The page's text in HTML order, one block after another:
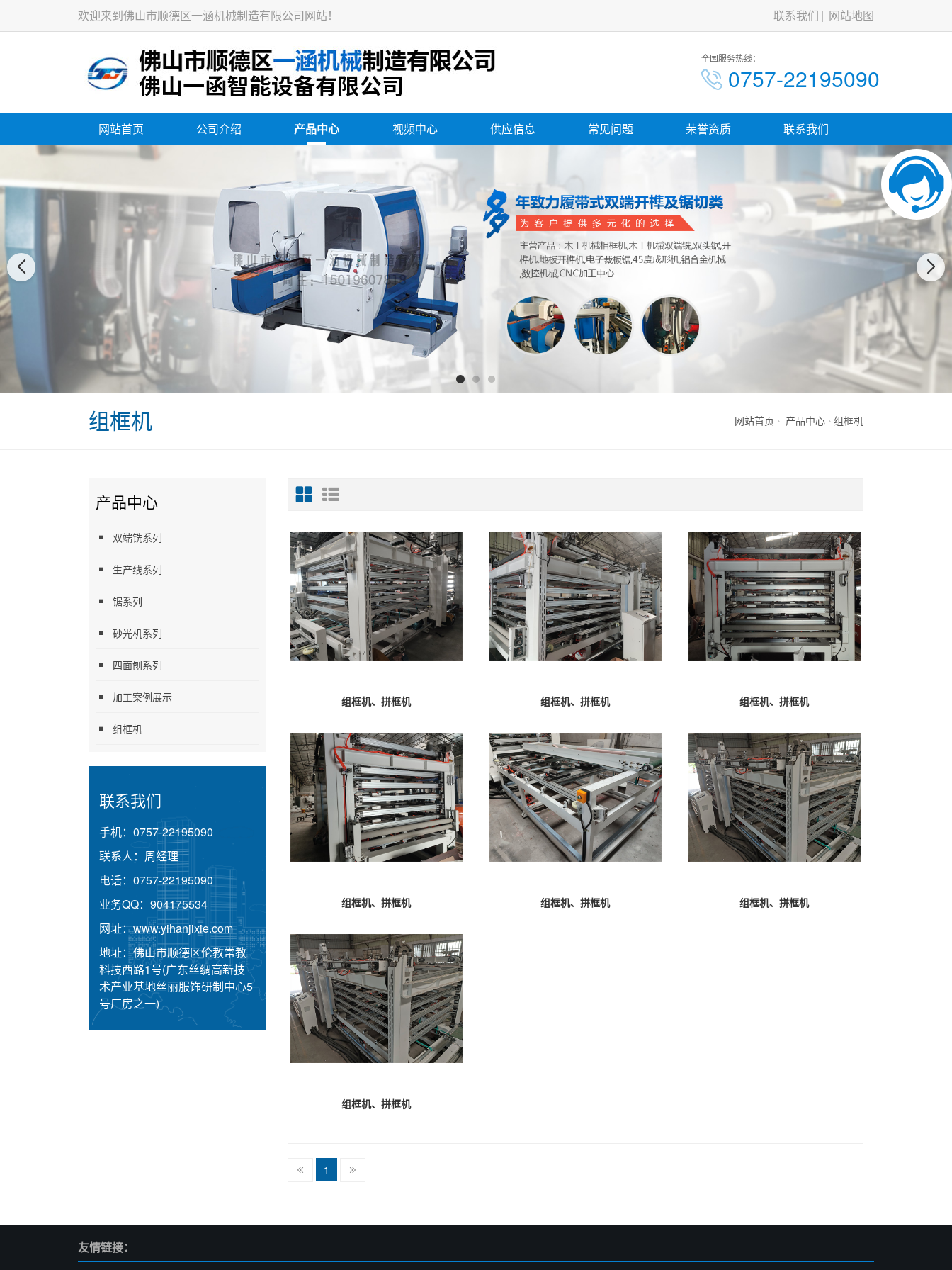
欢迎来到佛山市顺德区一涵机械制造有限公司网站！ 联系我们 网站地图
全国服务热线：
0757-22195090
网站首页 公司介绍 产品中心 视频中心 供应信息 常见问题 荣誉资质 联系我们
组框机 网站首页 产品中心 组框机
产品中心
双端铣系列
生产线系列
锯系列
砂光机系列
四面刨系列
加工案例展示
组框机
联系我们
手机： 0757-22195090
联系人： 周经理
电话： 0757-22195090
业务QQ： 904175534
网址：www.yihanjixie.com
地址：佛山市顺德区伦教常教
科技西路1号(广东丝绸高新技
术产业基地丝丽服饰研制中心5
号厂房之一)
组框机、拼框机 组框机、拼框机 组框机、拼框机
组框机、拼框机 组框机、拼框机 组框机、拼框机
组框机、拼框机
1
友情链接：